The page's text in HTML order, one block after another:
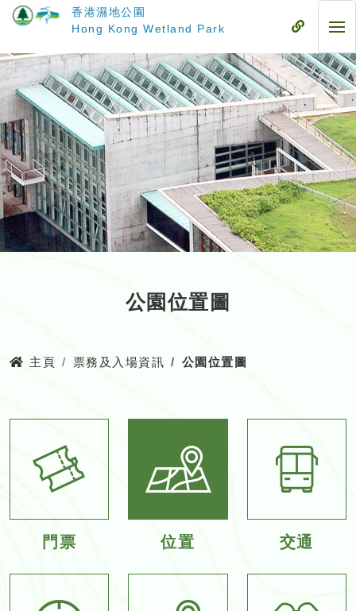
要
內
容
香港濕地公園
Hong Kong Wetland Park
流
式
目
錄
流
動
式
目
錄
公園位置圖
主頁 票務及入場資訊 公園位置圖
門票 位置 交通